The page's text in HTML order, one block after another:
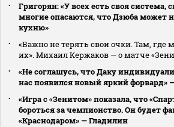
Григорян: «У всех есть своя система,
многие опасаются, что Дзюба может
кухню»
«Важно не терять свои очки. Там,
их». Михаил Кержаков — о матче
«Не соглашусь, что Даку
нас появился новый яркий форвард»
«Игра с «Зенитом» показала, что
бороться за чемпионство. Он будет
«Краснодаром» — Гладилин